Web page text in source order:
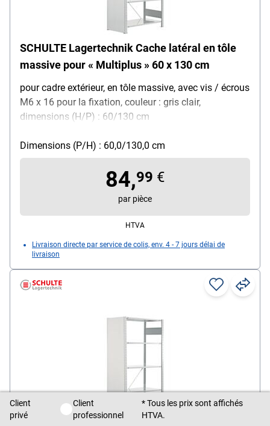
SCHULTE Lagertechnik Cache latéral en tôle
massive pour « Multiplus » 60 x 130 cm
pour cadre extérieur, en tôle massive, avec vis / écrous
M6 x 16 pour la fixation, couleur : gris clair,
dimensions (H/P) : 60/130 cm
Dimensions (P/H) : 60,0/130,0 cm
84,99 €
par pièce
HTVA
Livraison directe par service de colis, env. 4 - 7 jours délai de
livraison
Client
privé
Client privé / Client professionnel
Client
professionnel
* Tous les prix sont affichés
HTVA.